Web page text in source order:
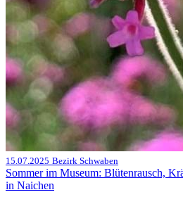
15.07.2025 Bezirk Schwaben
Sommer im Museum: Blütenrausch,
in Naichen